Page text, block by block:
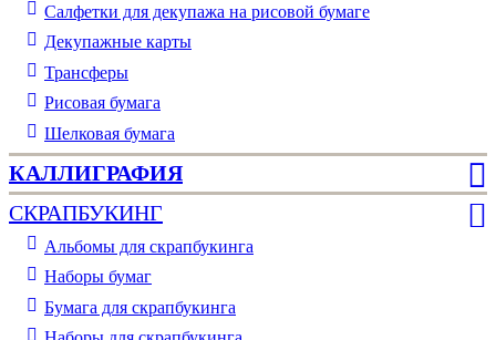
Салфетки для декупажа на рисовой бумаге
Декупажные карты
Трансферы
Рисовая бумага
Шелковая бумага
КАЛЛИГРАФИЯ
СКРАПБУКИНГ
Альбомы для скрапбукинга
Наборы бумаг
Бумага для скрапбукинга